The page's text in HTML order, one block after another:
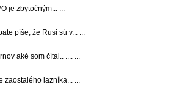
je zbytočným... ...
píše, že Rusi sú v... ...
aké som čítal.. .... ...
lazníka... ...